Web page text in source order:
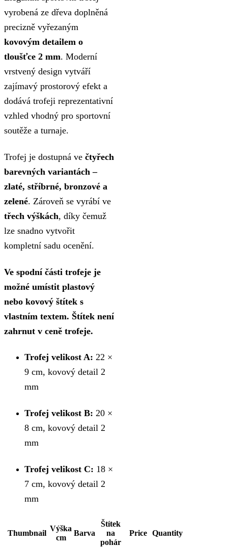
vyrobená ze dřeva doplněná
precizně vyřezaným
kovovým detailem o
tloušťce 2 mm. Moderní
vrstvený design vytváří
zajímavý prostorový efekt a
dodává trofeji reprezentativní
vzhled vhodný pro sportovní
soutěže a turnaje.
Trofej je dostupná ve čtyřech
barevných variantách –
zlaté, stříbrné, bronzové a
zelené. Zároveň se vyrábí ve
třech výškách, díky čemuž
lze snadno vytvořit
kompletní sadu ocenění.
Ve spodní části trofeje je
možné umístit plastový
nebo kovový štítek s
vlastním textem. Štítek není
zahrnut v ceně trofeje.
Trofej velikost A: 22 ×
9 cm, kovový detail 2
mm
Trofej velikost B: 20 ×
8 cm, kovový detail 2
mm
Trofej velikost C: 18 ×
7 cm, kovový detail 2
mm
Thumbnail
Výška
cm
Barva
Štítek
na
pohár
Price Quantity